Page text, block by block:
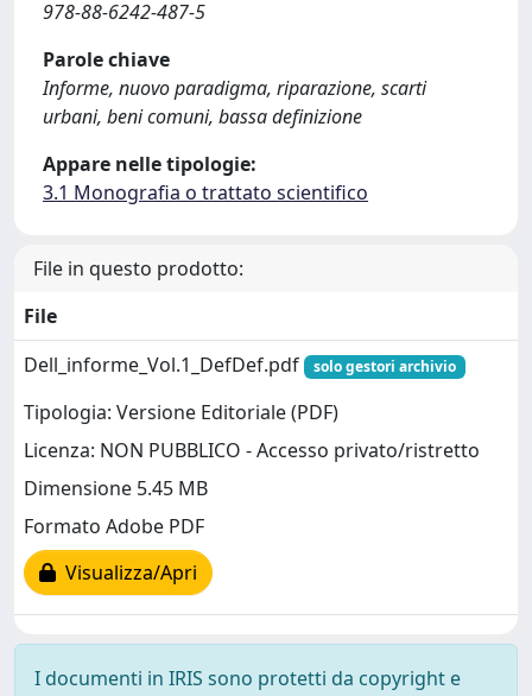
978-88-6242-487-5
Parole chiave
Informe, nuovo paradigma, riparazione, scarti
urbani, beni comuni, bassa definizione
Appare nelle tipologie:
3.1 Monografia o trattato scientifico
File in questo prodotto:
File
Dell_informe_Vol.1_DefDef.pdf
solo gestori archivio
Tipologia: Versione Editoriale (PDF)
Licenza: NON PUBBLICO - Accesso privato/ristretto
Dimensione 5.45 MB
Formato Adobe PDF
Visualizza/Apri
I documenti in IRIS sono protetti da copyright e